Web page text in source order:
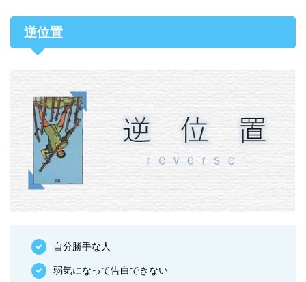
逆位置
自分勝手な人
弱気になって告白できない